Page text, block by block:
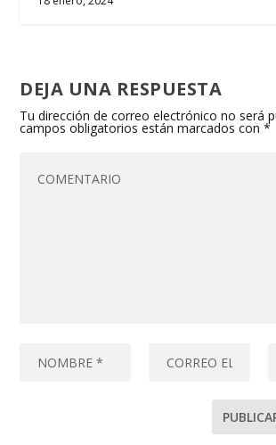
DEJA UNA RESPUESTA
Tu dirección de correo electrónico no será
campos obligatorios están marcados con*